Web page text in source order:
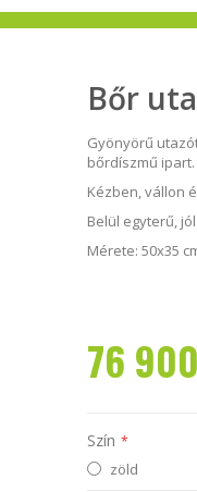
Bőr
Gyönyörű
bőrdíszmű ipart.
Kézben, vállon
Belül egyterű,
Mérete: 50x35
76
Szín
zöld